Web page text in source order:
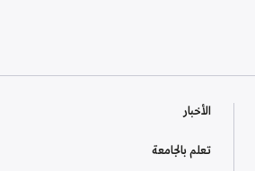
الأخبار
تعلم بالجامعة